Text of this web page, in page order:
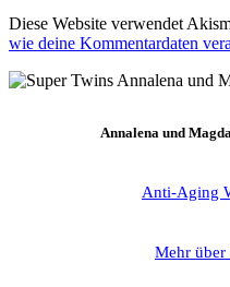
Diese Website verwendet
wie deine Kommentardaten
Annalena und
Anti-Aging
Mehr über